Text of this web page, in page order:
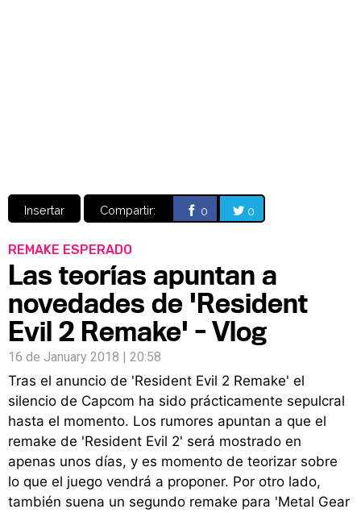
Insertar Compartir: 0 0
REMAKE ESPERADO
Las teorías apuntan a
novedades de 'Resident
Evil 2 Remake' - Vlog
16 de January 2018 | 20:58
Tras el anuncio de 'Resident Evil 2 Remake' el
silencio de Capcom ha sido prácticamente sepulcral
hasta el momento. Los rumores apuntan a que el
remake de 'Resident Evil 2' será mostrado en
apenas unos días, y es momento de teorizar sobre
lo que el juego vendrá a proponer. Por otro lado,
también suena un segundo remake para 'Metal Gear